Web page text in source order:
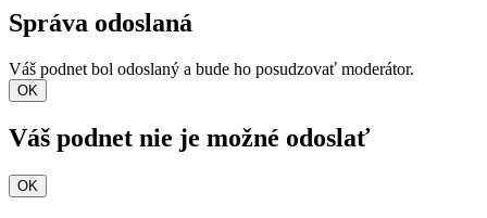
Správa odoslaná
Váš podnet bol odoslaný a bude ho posudzovať moderátor.
OK
Váš podnet nie je možné odoslať
OK